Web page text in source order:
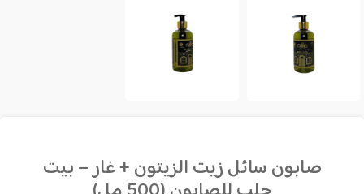
صابون سائل زيت الزيتون + غار – بيت